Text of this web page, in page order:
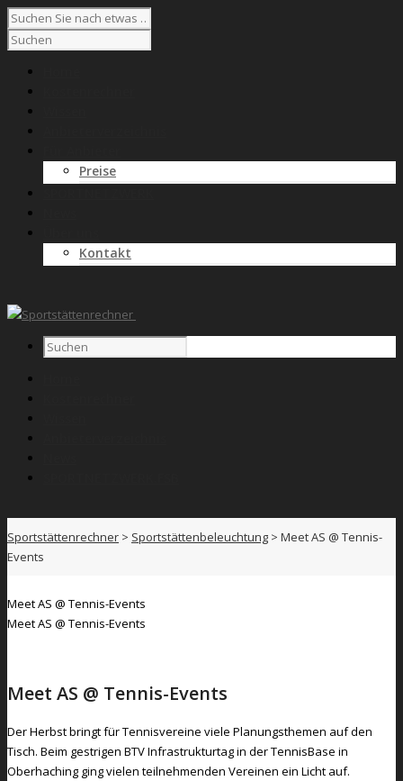
Preise
Kontakt
Sportstättenrechner > Sportstättenbeleuchtung > Meet AS @ Tennis-
Events
Meet AS @ Tennis-Events
Meet AS @ Tennis-Events
Meet AS @ Tennis-Events
Der Herbst bringt für Tennisvereine viele Planungsthemen auf den
Tisch. Beim gestrigen BTV Infrastrukturtag in der TennisBase in
Oberhaching ging vielen teilnehmenden Vereinen ein Licht auf.